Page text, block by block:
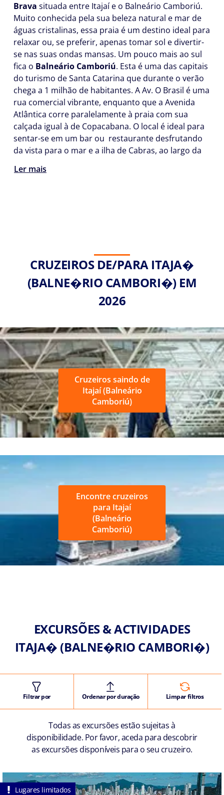
Brava situada entre Itajaí e o Balneário Camboriú.
Muito conhecida pela sua beleza natural e mar de
águas cristalinas, essa praia é um destino ideal para
relaxar ou, se preferir, apenas tomar sol e divertir-
se nas suas ondas mansas. Um pouco mais ao sul
fica o Balneário Camboriú. Esta é uma das capitais
do turismo de Santa Catarina que durante o verão
chega a 1 milhão de habitantes. A Av. O Brasil é uma
rua comercial vibrante, enquanto que a Avenida
Atlântica corre paralelamente à praia com sua
calçada igual à de Copacabana. O local é ideal para
sentar-se em um bar ou restaurante desfrutando
da vista para o mar e a ilha de Cabras, ao largo da
Ler mais
CRUZEIROS DE/PARA ITAJA�
(BALNE�RIO CAMBORI�) EM
2026
Cruzeiros saindo de
Itajaí (Balneário
Camboriú)
Encontre cruzeiros
para Itajaí
(Balneário
Camboriú)
EXCURSÕES & ACTIVIDADES
ITAJA� (BALNE�RIO CAMBORI�)
Filtrar por Ordenar por duração Limpar filtros
Todas as excursões estão sujeitas à
disponibilidade. Por favor, aceda para descobrir
as excursões disponíveis para o seu cruzeiro.
Lugares limitados